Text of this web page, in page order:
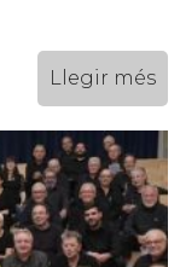
Llegir més